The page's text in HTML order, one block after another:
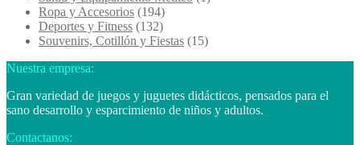
Ropa y Accesorios (194)
Deportes y Fitness (132)
Souvenirs, Cotillón y Fiestas (15)
Nuestra empresa:
Gran variedad de juegos y juguetes didácticos, pensados para el
sano desarrollo y esparcimiento de niños y adultos.
Contactanos: